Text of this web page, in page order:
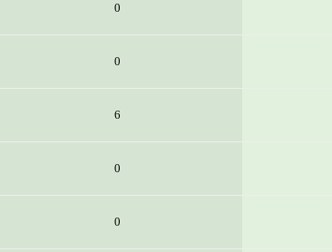
0
0
6
0
0